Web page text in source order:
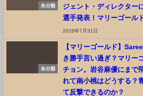
未分類
ジェント・ディレクター
選手発表！マリーゴール
2026年7月31日
未分類
【マリーゴールド】
き勝手言い過ぎ？マリー
チョン。岩谷麻優にまで
れて南小桃はどうする？
て反撃できるのか？